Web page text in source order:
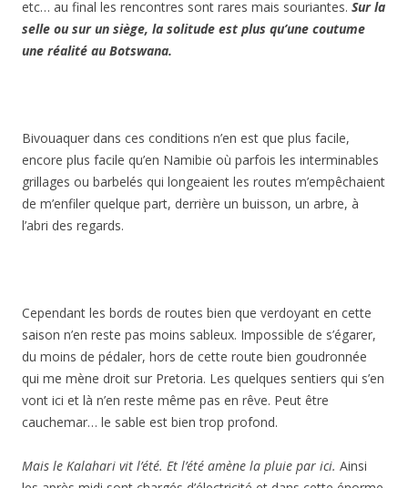
etc… au final les rencontres sont rares mais souriantes. Sur la
selle ou sur un siège, la solitude est plus qu’une coutume
une réalité au Botswana.
Bivouaquer dans ces conditions n’en est que plus facile,
encore plus facile qu’en Namibie où parfois les interminables
grillages ou barbelés qui longeaient les routes m’empêchaient
de m’enfiler quelque part, derrière un buisson, un arbre, à
l’abri des regards.
Cependant les bords de routes bien que verdoyant en cette
saison n’en reste pas moins sableux. Impossible de s’égarer,
du moins de pédaler, hors de cette route bien goudronnée
qui me mène droit sur Pretoria. Les quelques sentiers qui s’en
vont ici et là n’en reste même pas en rêve. Peut être
cauchemar… le sable est bien trop profond.
Mais le Kalahari vit l’été. Et l’été amène la pluie par ici. Ainsi